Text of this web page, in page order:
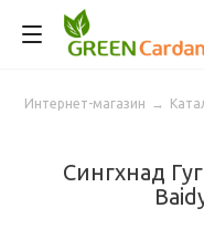
Интернет-магазин →
Сингхнад